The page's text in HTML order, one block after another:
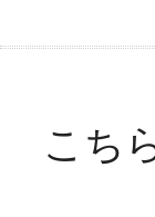
こち